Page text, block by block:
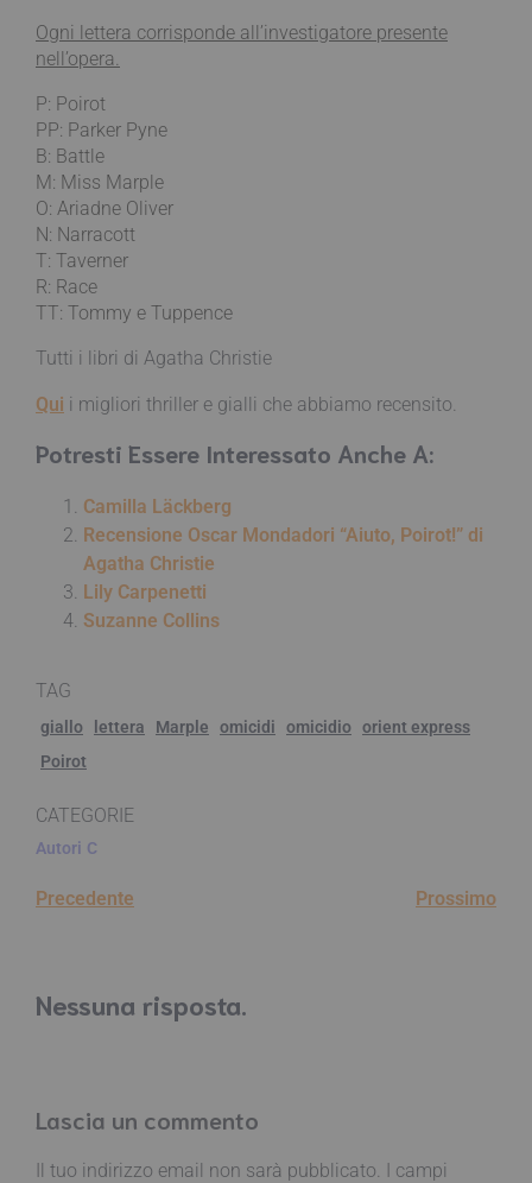
Ogni lettera corrisponde all’investigatore presente
nell’opera.
P: Poirot
PP: Parker Pyne
B: Battle
M: Miss Marple
O: Ariadne Oliver
N: Narracott
T: Taverner
R: Race
TT: Tommy e Tuppence
Tutti i libri di Agatha Christie
Qui i migliori thriller e gialli che abbiamo recensito.
Potresti Essere Interessato Anche A:
Camilla Läckberg
Recensione Oscar Mondadori “Aiuto, Poirot!” di
Agatha Christie
Lily Carpenetti
Suzanne Collins
TAG
giallo lettera Marple omicidi omicidio
orient express
Poirot
CATEGORIE
Autori C
Precedente Prossimo
Nessuna risposta.
Lascia un commento
Il tuo indirizzo email non sarà pubblicato. I campi